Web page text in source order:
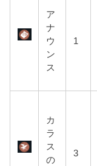
ア
ナ
ウ
ン
ス
1
カ
ラ
ス
の
3